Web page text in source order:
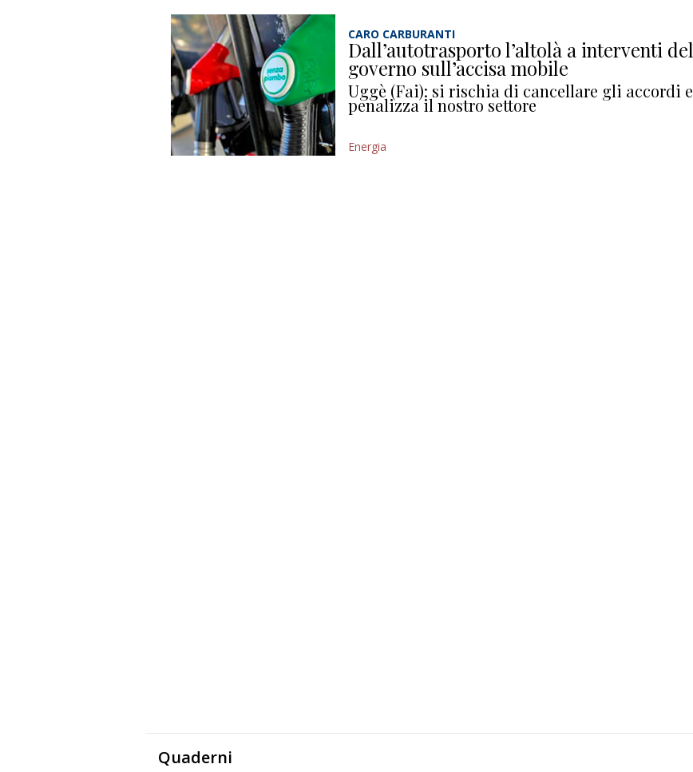
CARO CARBURANTI
Dall’autotrasporto l’altolà a interventi del
governo sull’accisa mobile
Uggè (Fai): si rischia di cancellare gli accordi e
penalizza il nostro settore
Energia
Quaderni